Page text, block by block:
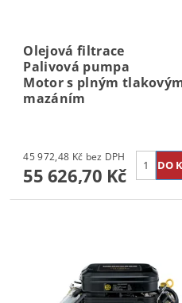
Olejová filtrace
Palivová pumpa
Motor s plným
mazáním
45 972,48 Kč bez DPH
55 626,70 Kč